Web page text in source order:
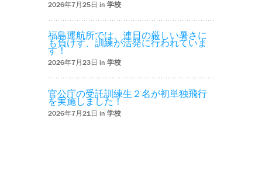
2026年7月25日 in 学校
福島運航所では、連日の厳しい暑さに
も負けず、訓練が活発に行われていま
す！
2026年7月23日 in 学校
官公庁の受託訓練生２名が初単独飛行
を実施しました！
2026年7月21日 in 学校